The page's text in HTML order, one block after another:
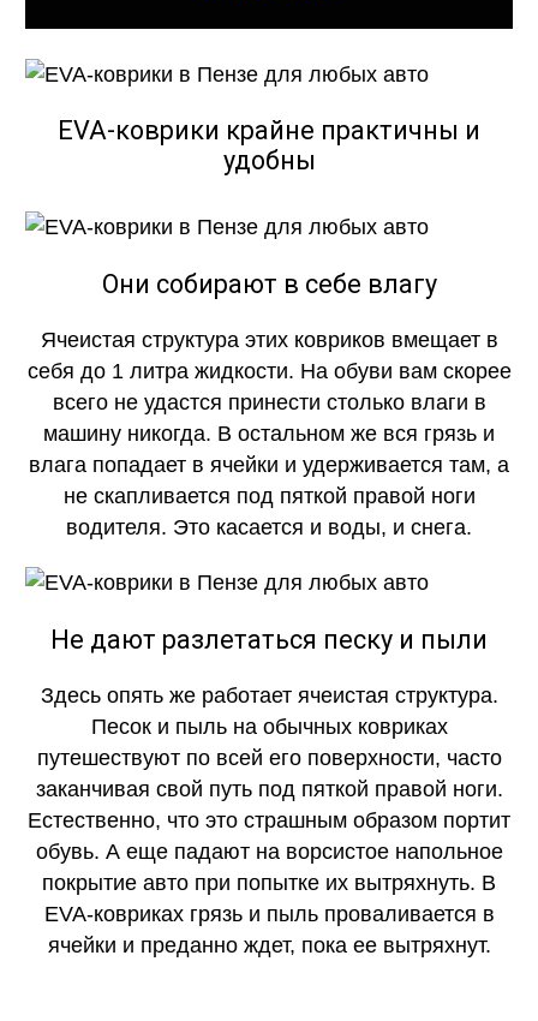
EVA-коврики крайне практичны и
удобны
Они собирают в себе влагу
Ячеистая структура этих ковриков вмещает в
себя до 1 литра жидкости. На обуви вам скорее
всего не удастся принести столько влаги в
машину никогда. В остальном же вся грязь и
влага попадает в ячейки и удерживается там, а
не скапливается под пяткой правой ноги
водителя. Это касается и воды, и снега.
Не дают разлетаться песку и пыли
Здесь опять же работает ячеистая структура.
Песок и пыль на обычных ковриках
путешествуют по всей его поверхности, часто
заканчивая свой путь под пяткой правой ноги.
Естественно, что это страшным образом портит
обувь. А еще падают на ворсистое напольное
покрытие авто при попытке их вытряхнуть. В
EVA-ковриках грязь и пыль проваливается в
ячейки и преданно ждет, пока ее вытряхнут.